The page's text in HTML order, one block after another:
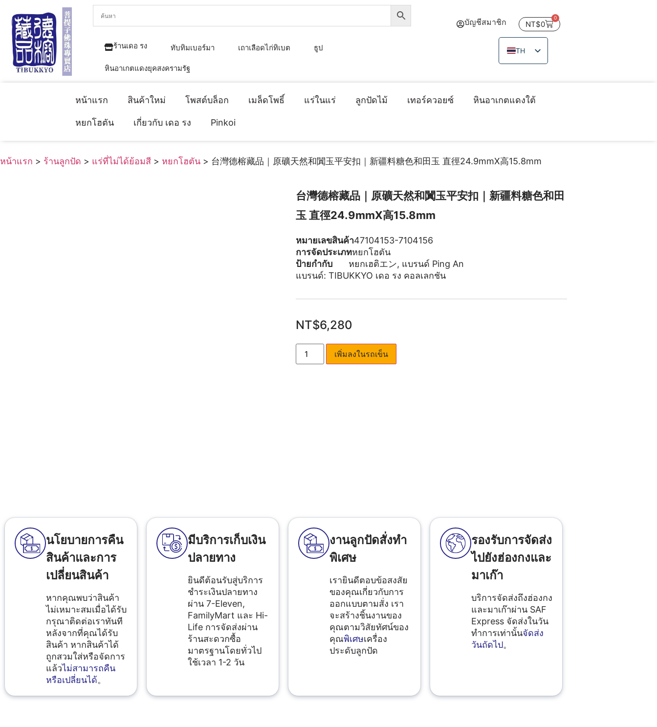
ร้านเดอ รง ทับทิมเบอร์มา เถาเลือดไก่ทิเบต ธูป
หินอาเกตแดงยุคสงครามรัฐ
บัญชีสมาชิก NT$0
0
TH
ZH_TW
EN
JA
หน้าแรก สินค้าใหม่ โพสต์บล็อก เมล็ดโพธิ์ แร่ในแร่ ลูกปัดไม้ เทอร์ควอยซ์ หินอาเกตแดงใต้
หยกโฮตัน เกี่ยวกับ เดอ รง Pinkoi
หน้าแรก > ร้านลูกปัด > แร่ที่ไม่ได้ย้อมสี > หยกโฮตัน > 台灣德榕藏品｜原礦天然和闐玉平安扣｜新疆料糖色和田玉 直徑24.9mmX高15.8mm
台灣德榕藏品｜原礦天然和闐玉平安扣｜新疆料糖色和田
玉 直徑24.9mmX高15.8mm
หมายเลขสินค้า47104153-7104156
การจัดประเภทหยกโฮตัน
ป้ายกำกับ
หยกเฮติエン, แบรนด์ Ping An
แบรนด์: TIBUKKYO เดอ รง คอลเลกชัน
NT$6,280
เพิ่มลงในรถเข็น
นโยบายการคืน
สินค้าและการ
เปลี่ยนสินค้า
หากคุณพบว่าสินค้า
ไม่เหมาะสมเมื่อได้รับ
กรุณาติดต่อเราทันที
หลังจากที่คุณได้รับ
สินค้า หากสินค้าได้
ถูกสวมใส่หรือจัดการ
แล้วไม่สามารถคืน
หรือเปลี่ยนได้。
มีบริการเก็บเงิน
ปลายทาง
ยินดีต้อนรับสู่บริการ
ชำระเงินปลายทาง
ผ่าน 7-Eleven,
FamilyMart และ Hi-
Life การจัดส่งผ่าน
ร้านสะดวกซื้อ
มาตรฐานโดยทั่วไป
ใช้เวลา 1-2 วัน
งานลูกปัดสั่งทำ
พิเศษ
เรายินดีตอบข้อสงสัย
ของคุณเกี่ยวกับการ
ออกแบบตามสั่ง เรา
จะสร้างชิ้นงานของ
คุณตามวิสัยทัศน์ของ
คุณพิเศษเครื่อง
ประดับลูกปัด
รองรับการจัดส่ง
ไปยังฮ่องกงและ
มาเก๊า
บริการจัดส่งถึงฮ่องกง
และมาเก๊าผ่าน SAF
Express จัดส่งในวัน
ทำการเท่านั้นจัดส่ง
วันถัดไป。